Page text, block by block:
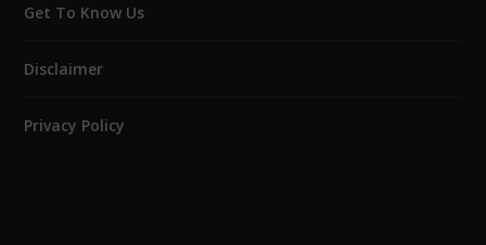
Get To Know Us
Disclaimer
Privacy Policy